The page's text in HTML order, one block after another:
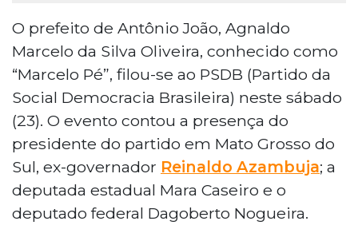
O prefeito de Antônio João, Agnaldo
Marcelo da Silva Oliveira, conhecido como
“Marcelo Pé”, filou-se ao PSDB (Partido da
Social Democracia Brasileira) neste sábado
(23). O evento contou a presença do
presidente do partido em Mato Grosso do
Sul, ex-governador Reinaldo Azambuja; a
deputada estadual Mara Caseiro e o
deputado federal Dagoberto Nogueira.